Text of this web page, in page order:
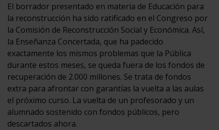
El borrador presentado en materia de Educación para
la reconstrucción ha sido ratificado en el Congreso por
la Comisión de Reconstrucción Social y Económica. Así,
la Enseñanza Concertada, que ha padecido
exactamente los mismos problemas que la Pública
durante estos meses, se queda fuera de los fondos de
recuperación de 2.000 millones. Se trata de fondos
extra para afrontar con garantías la vuelta a las aulas
el próximo curso. La vuelta de un profesorado y un
alumnado sostenido con fondos públicos, pero
descartados ahora.